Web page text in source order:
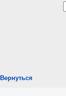
Вернуться